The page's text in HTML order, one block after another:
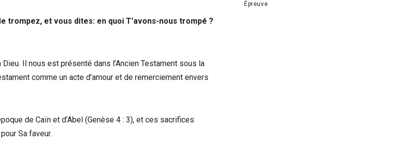
trompez, et vous dites: en quoi T’avons-nous trompé ?
Il nous est présenté dans l’Ancien Testament sous la
comme un acte d’amour et de remerciement envers
de Caïn et d’Abel (Genèse 4 : 3), et ces sacrifices
Sa faveur.
Épreuve